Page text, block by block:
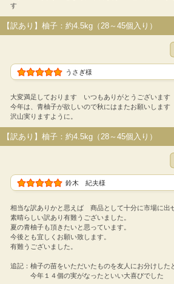
す
【訳あり】柚子：約4.5kg（28～45個入り）
うさぎ様
大変満足しております いつもありがとうございます
今年は、青柚子が欲しいので秋にはまたお願いします
沢山実りますように。
【訳あり】柚子：約4.5kg（28～45個入り）
鈴木 紀夫様
相当な訳ありかと思えば 商品として十分に市場に出
素晴らしい訳あり有難うございました。
夏の青柚子も頂きたいと思っています。
今後とも宜しくお願い致します。
有難うございました。
追記：柚子の苗をいただいたものを友人にお分けした
今年１４個の実がなったといい大喜びでした